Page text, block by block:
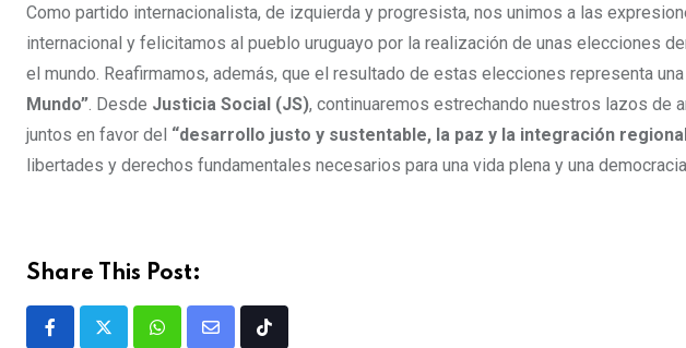
Como partido internacionalista, de izquierda y progresista, nos unimos a las
internacional y felicitamos al pueblo uruguayo por la realización de unas elecciones
el mundo. Reafirmamos, además, que el resultado de estas elecciones representa una
Mundo” . Desde Justicia Social (JS), continuaremos estrechando nuestros lazos de
juntos en favor del “desarrollo justo y sustentable, la paz y la integración
libertades y derechos fundamentales necesarios para una vida plena y una
Share This Post: